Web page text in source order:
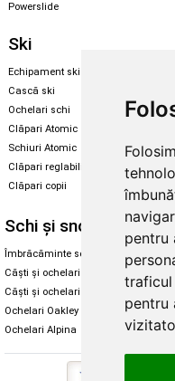
pentru
traficul
pentru
Powerslide
Ski
Echipament ski
Cască ski
Ochelari schi
Clăpari Atomic
Schiuri Atomic
Clăpari reglabili
Clăpari copii
Schi și snowboard
Îmbrăcăminte schi și snowboard
Căști și ochelari de iarnă
Căști și ochelari Alpina
Ochelari Oakley
Ochelari Alpina